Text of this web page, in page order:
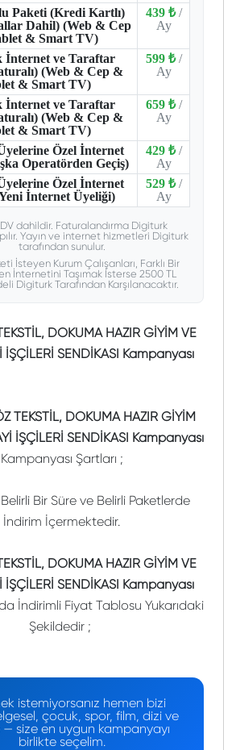
Paketi (Kredi Kartlı)
Dahil) (Web & Cep
& Smart TV)
439 ₺ /
Ay
İnternet ve Taraftar
(Web & Cep &
& Smart TV)
599 ₺ /
Ay
İnternet ve Taraftar
(Web & Cep &
& Smart TV)
659 ₺ /
Ay
Özel İnternet
Operatörden Geçiş)
429 ₺ /
Ay
Özel İnternet
İnternet Üyeliği)
529 ₺ /
Ay
dahildir. Faturalandırma Digiturk
Yayın ve internet hizmetleri Digiturk
tarafından sunulur.
İsteyen Kurum Çalışanları, Farklı Bir
İnternetini Taşımak İsterse 2500 TL
Digiturk Tarafından Karşılanacaktır.
DOKUMA HAZIR GİYİM VE
İŞÇİLERİ SENDİKASI Kampanyası
TEKSTİL, DOKUMA HAZIR GİYİM
İŞÇİLERİ SENDİKASI Kampanyası
Kampanyası Şartları ;
Bir Süre ve Belirli Paketlerde
İndirim İçermektedir.
DOKUMA HAZIR GİYİM VE
İŞÇİLERİ SENDİKASI Kampanyası
İndirimli Fiyat Tablosu Yukarıdaki
Şekildedir ;
istemiyorsanız hemen bizi
çocuk, spor, film, dizi ve
size en uygun kampanyayı
birlikte seçelim.